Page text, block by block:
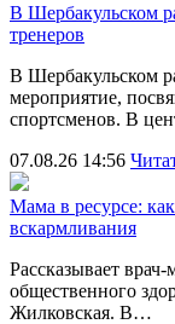
В Шербакульском
тренеров
В Шербакульском
мероприятие,
спортсменов. В
07.08.26 14:56
Мама в ресурсе:
вскармливания
Рассказывает
общественного
Жилковская. В…